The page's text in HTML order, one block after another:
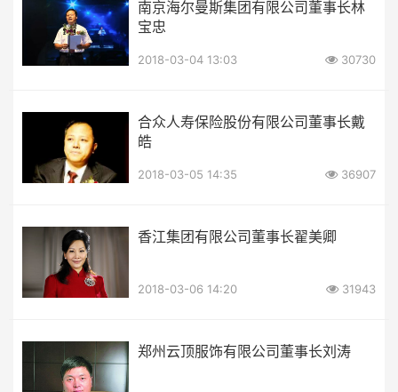
南京海尔曼斯集团有限公司董事长林
宝忠
2018-03-04 13:03 30730
合众人寿保险股份有限公司董事长戴
皓
2018-03-05 14:35 36907
香江集团有限公司董事长翟美卿
2018-03-06 14:20 31943
郑州云顶服饰有限公司董事长刘涛